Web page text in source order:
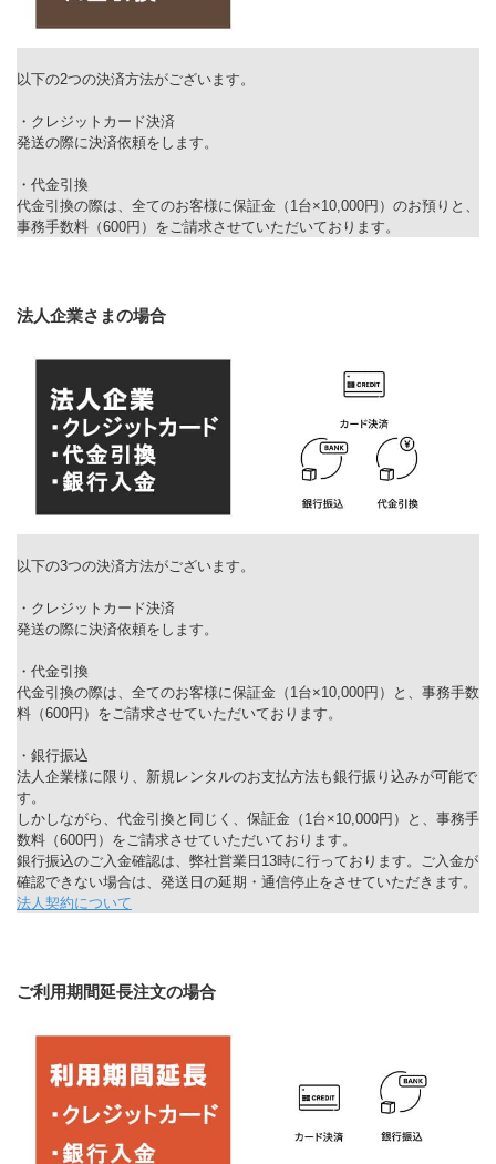
以下の2つの決済方法がございます。
・クレジットカード決済
発送の際に決済依頼をします。
・代金引換
代金引換の際は、全てのお客様に保証金（1台×10,000円）のお預りと、
事務手数料（600円）をご請求させていただいております。
法人企業さまの場合
以下の3つの決済方法がございます。
・クレジットカード決済
発送の際に決済依頼をします。
・代金引換
代金引換の際は、全てのお客様に保証金（1台×10,000円）と、事務手数
料（600円）をご請求させていただいております。
・銀行振込
法人企業様に限り、新規レンタルのお支払方法も銀行振り込みが可能で
す。
しかしながら、代金引換と同じく、保証金（1台×10,000円）と、事務手
数料（600円）をご請求させていただいております。
銀行振込のご入金確認は、弊社営業日13時に行っております。ご入金が
確認できない場合は、発送日の延期・通信停止をさせていただきます。
法人契約について
ご利用期間延長注文の場合